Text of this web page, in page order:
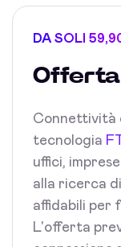
DA SOLI
Offerta
Connettività
tecnologia
uffici,
alla ricerca
affidabili per
L'offerta